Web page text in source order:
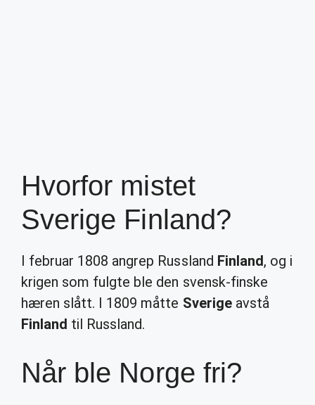
Hvorfor mistet
Sverige Finland?
I februar 1808 angrep Russland Finland, og i
krigen som fulgte ble den svensk-finske
hæren slått. I 1809 måtte Sverigeavstå
Finland til Russland.
Når ble Norge fri?